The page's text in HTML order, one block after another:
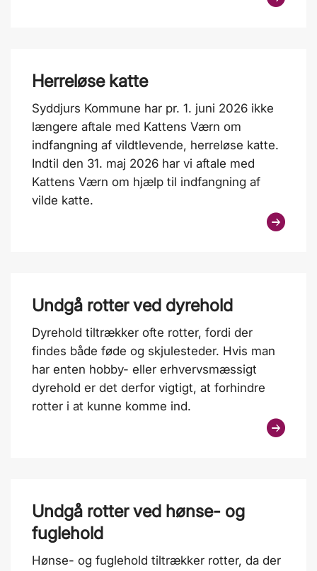
Herreløse katte
Syddjurs Kommune har pr. 1. juni 2026 ikke
længere aftale med Kattens Værn om
indfangning af vildtlevende, herreløse katte.
Indtil den 31. maj 2026 har vi aftale med
Kattens Værn om hjælp til indfangning af
vilde katte.
Undgå rotter ved dyrehold
Dyrehold tiltrækker ofte rotter, fordi der
findes både føde og skjulesteder. Hvis man
har enten hobby- eller erhvervsmæssigt
dyrehold er det derfor vigtigt, at forhindre
rotter i at kunne komme ind.
Undgå rotter ved hønse- og
fuglehold
Hønse- og fuglehold tiltrækker rotter, da der